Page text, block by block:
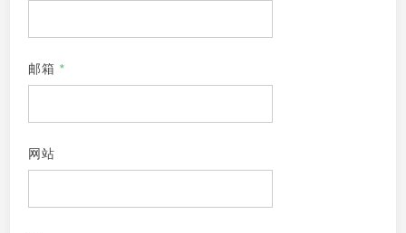
邮箱 *
网站